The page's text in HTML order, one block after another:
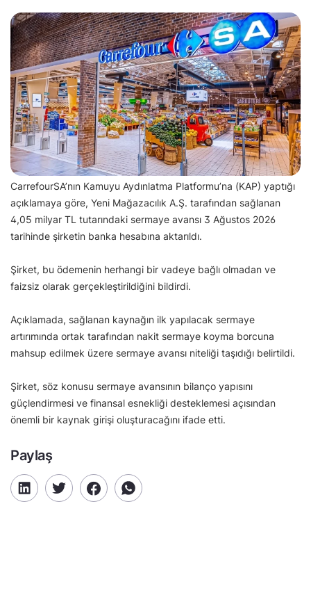
CarrefourSA’nın Kamuyu Aydınlatma Platformu’na (KAP) yaptığı
açıklamaya göre, Yeni Mağazacılık A.Ş. tarafından sağlanan
4,05 milyar TL tutarındaki sermaye avansı 3 Ağustos 2026
tarihinde şirketin banka hesabına aktarıldı.
Şirket, bu ödemenin herhangi bir vadeye bağlı olmadan ve
faizsiz olarak gerçekleştirildiğini bildirdi.
Açıklamada, sağlanan kaynağın ilk yapılacak sermaye
artırımında ortak tarafından nakit sermaye koyma borcuna
mahsup edilmek üzere sermaye avansı niteliği taşıdığı belirtildi.
Şirket, söz konusu sermaye avansının bilanço yapısını
güçlendirmesi ve finansal esnekliği desteklemesi açısından
önemli bir kaynak girişi oluşturacağını ifade etti.
Paylaş